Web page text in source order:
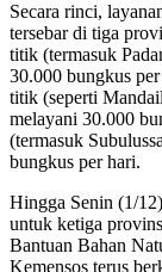
Secara rinci,
tersebar di tiga
titik (termasuk
30.000 bungkus
titik (seperti
melayani 30.000
(termasuk
bungkus per hari.
Hingga Senin (1/
untuk ketiga
Bantuan Bahan
Kemensos terus